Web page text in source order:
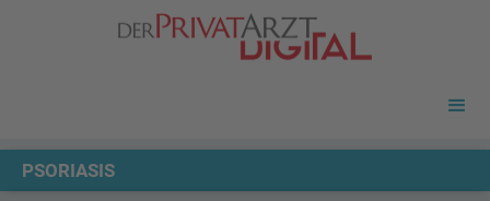
PSORIASIS